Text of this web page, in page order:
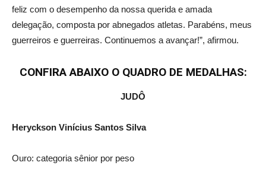
feliz com o desempenho da nossa querida e amada
delegação, composta por abnegados atletas. Parabéns, meus
guerreiros e guerreiras. Continuemos a avançar!”, afirmou.
CONFIRA ABAIXO O QUADRO DE MEDALHAS:
JUDÔ
Heryckson Vinícius Santos Silva
Ouro: categoria sênior por peso